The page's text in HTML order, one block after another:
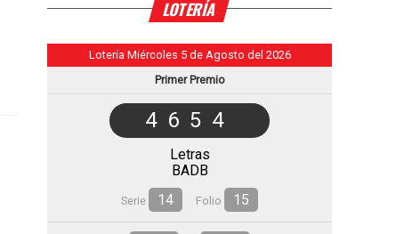
LOTERÍA
Lotería Miércoles 5 de Agosto del 2026
Primer Premio
4654
Letras
BADB
Serie 14 Folio 15